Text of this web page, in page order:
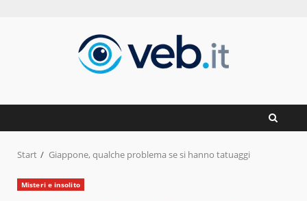
Start Giappone, qualche problema se si hanno tatuaggi
Misteri e insolito